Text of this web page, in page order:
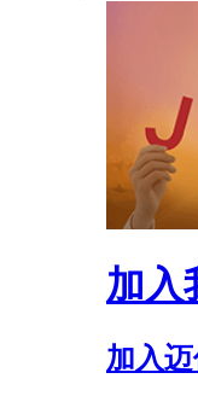
加入
加入